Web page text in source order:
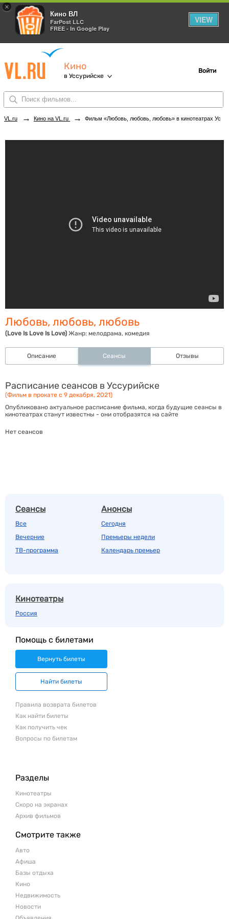
×
Кино ВЛ
FarPost LLC
FREE - In Google Play
VIEW
Кино
в Уссурийске
Войти
VL.ru → Кино на VL.ru → Фильм «Любовь, любовь, любовь» в кинотеатрах Уссурийска. Купить билеты!
Любовь, любовь, любовь
(Love Is Love Is Love) Жанр: мелодрама, комедия
Описание Сеансы Отзывы
Расписание сеансов в Уссурийске
(Фильм в прокате с 9 декабря, 2021)
Опубликовано актуальное расписание фильма, когда будущие сеансы в
кинотеатрах станут известны - они отобразятся на сайте
Нет сеансов
Сеансы
Все
Вечерние
ТВ-программа
Анонсы
Сегодня
Премьеры недели
Календарь премьер
Кинотеатры
Россия
Помощь с билетами
Вернуть билеты
Найти билеты
Правила возврата билетов
Как найти билеты
Как получить чек
Вопросы по билетам
Разделы
Кинотеатры
Скоро на экранах
Архив фильмов
Смотрите также
Авто
Афиша
Базы отдыха
Кино
Недвижимость
Новости